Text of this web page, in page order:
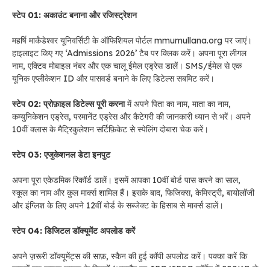
स्टेप 01: अकाउंट बनाना और रजिस्ट्रेशन
महर्षि मार्कंडेश्वर यूनिवर्सिटी के ऑफिशियल पोर्टल mmumullana.org पर जाएं।
हाइलाइट किए गए ‘Admissions 2026’ टैब पर क्लिक करें। अपना पूरा लीगल
नाम, एक्टिव मोबाइल नंबर और एक चालू ईमेल एड्रेस डालें। SMS/ईमेल से एक
यूनिक एप्लीकेशन ID और पासवर्ड बनाने के लिए डिटेल्स सबमिट करें।
स्टेप 02: प्रोफ़ाइल डिटेल्स पूरी करनामें अपने पिता का नाम, माता का नाम,
कम्युनिकेशन एड्रेस, परमानेंट एड्रेस और कैटेगरी की जानकारी ध्यान से भरें। अपने
10वीं क्लास के मैट्रिकुलेशन सर्टिफ़िकेट से स्पेलिंग दोबारा चेक करें।
स्टेप 03: एजुकेशनल डेटा इनपुट
अपना पूरा एकेडमिक रिकॉर्ड डालें। इसमें आपका 10वीं बोर्ड पास करने का साल,
स्कूल का नाम और कुल मार्क्स शामिल हैं। इसके बाद, फिजिक्स, केमिस्ट्री, बायोलॉजी
और इंग्लिश के लिए अपने 12वीं बोर्ड के सब्जेक्ट के हिसाब से मार्क्स डालें।
स्टेप 04: डिजिटल डॉक्यूमेंट अपलोड करें
अपने ज़रूरी डॉक्यूमेंट्स की साफ़, स्कैन की हुई कॉपी अपलोड करें। पक्का करें कि